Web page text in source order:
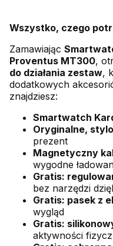
Wszystko, czego
Zamawiając
Proventus MT300,
do działania zestaw,
dodatkowych
znajdziesz:
Smartwatch
Oryginalne,
prezent
Magnetyczny
wygodne
Gratis:
bez narzędzi
Gratis: pasek z
wygląd
Gratis:
aktywności